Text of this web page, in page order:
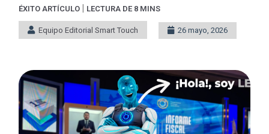
ÉXITO ARTÍCULO | LECTURA DE 8 MINS
Equipo Editorial Smart Touch 26 mayo, 2026